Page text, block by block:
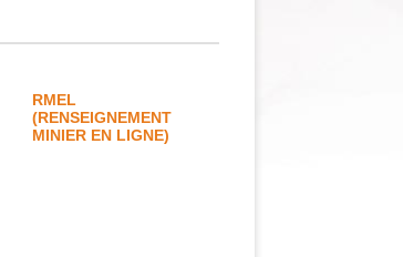
RMEL
(RENSEIGNEMENT
MINIER EN LIGNE)